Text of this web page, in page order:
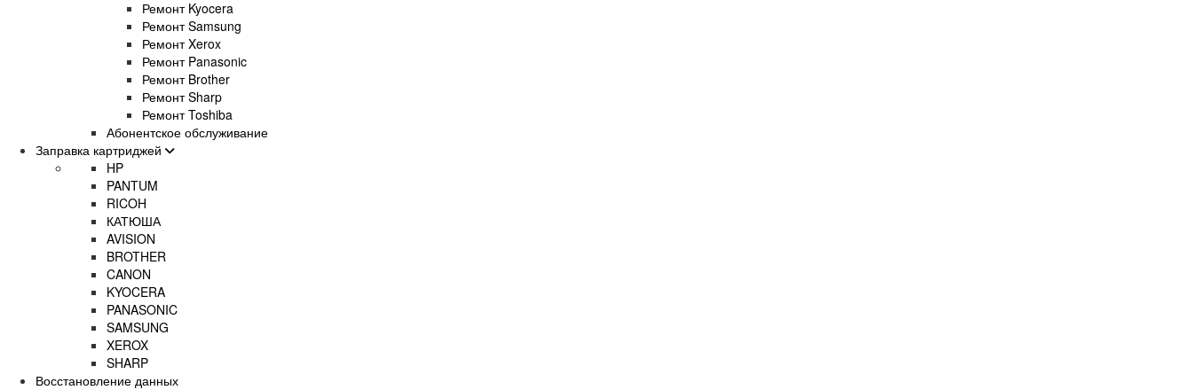
Ремонт Kyocera
Ремонт Samsung
Ремонт Xerox
Ремонт Panasonic
Ремонт Brother
Ремонт Sharp
Ремонт Toshiba
Абонентское обслуживание
Заправка картриджей
HP
PANTUM
RICOH
КАТЮША
AVISION
BROTHER
CANON
KYOCERA
PANASONIC
SAMSUNG
XEROX
SHARP
Восстановление данных